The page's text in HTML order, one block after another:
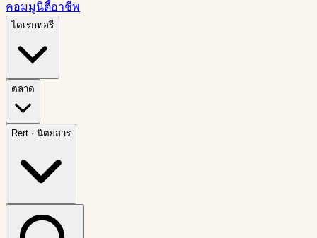
คอมมูนิตี้อาชีพ
ไดเรกทอรี
ตลาด
Rert · นิตยสาร